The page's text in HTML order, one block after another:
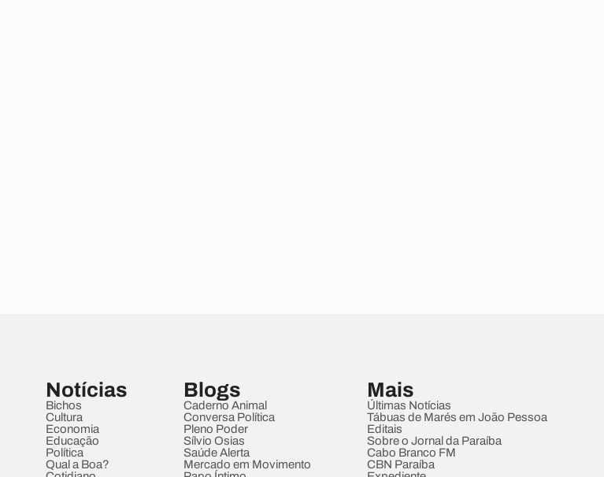
Notícias
Bichos
Cultura
Economia
Educação
Política
Qual a Boa?
Blogs
Caderno Animal
Conversa Política
Pleno Poder
Sílvio Osias
Saúde Alerta
Mercado em Movimento
Mais
Últimas Notícias
Tábuas de Marés em João Pessoa
Editais
Sobre o Jornal da Paraíba
Cabo Branco FM
CBN Paraíba